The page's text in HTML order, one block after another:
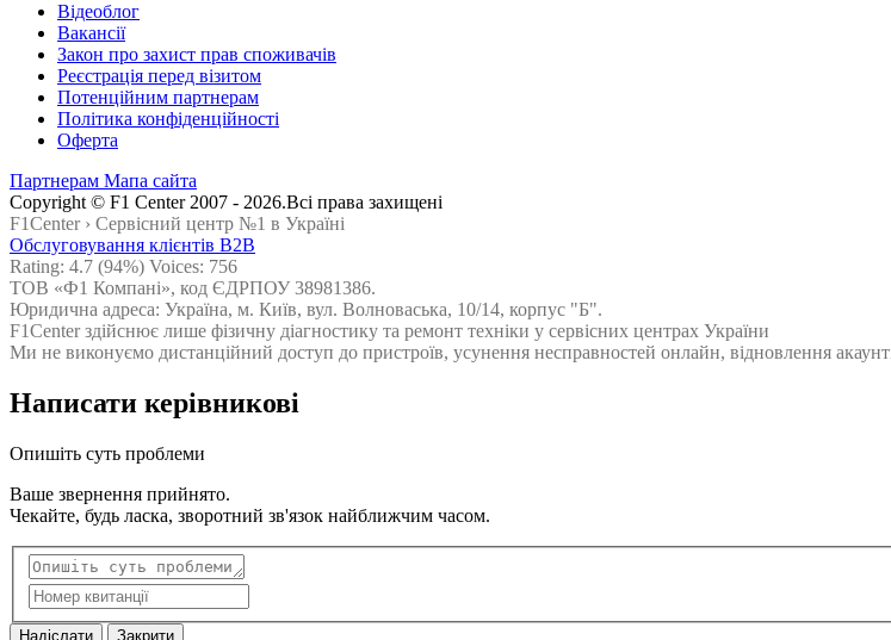
Відеоблог
Вакансії
Закон про захист прав споживачів
Реєстрація перед візитом
Потенційним партнерам
Політика конфіденційності
Оферта
Партнерам Мапа сайта
Сopyright © F1 Center 2007 - 2026.Всі права захищені
F1Center › Cервісний центр №1 в Україні
Обслуговування клієнтів B2B
Rating: 4.7 (94%) Voices: 756
ТОВ «Ф1 Компані», код ЄДРПОУ 38981386.
Юридична адреса: Україна, м. Київ, вул. Волноваська, 10/14, корпус "Б".
F1Center здійснює лише фізичну діагностику та ремонт техніки у сервісних центрах України
Ми не виконуємо дистанційний доступ до пристроїв, усунення несправностей онлайн, відновлення
Написати керівникові
Опишіть суть проблеми
Ваше звернення прийнято.
Чекайте, будь ласка, зворотний зв'язок найближчим часом.
Надіслати Закрити